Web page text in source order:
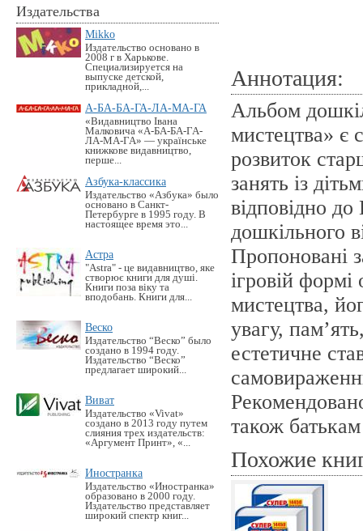
Издательства
Mikko
Издательство основано в
2008 г в Харькове.
Специализируется на
выпуске детской,
прикладной,...
А-БА-БА-ГА-ЛА-МА-ГА
«Видавництво Івана
Малковича «А-БА-БА-ГА-
ЛА-МА-ГА» — українське
книжкове видавництво,
перше...
Азбука-классика
Издательство «Азбука» было
основано в Санкт-
Петербурге в 1995 году. В
настоящее время это...
Астра
"Astra" - це видавництво, яке
створює книги для душі.
Книги поза віку та
вподобань. Книги для...
Веско
Издательство “Веско” было
создано в 1994 году.
Издательство “Веско”
предлагает широкий...
Виват
Издательство «Vivat»
создано в 2013 году путем
слияния трех издательств:
«Аргумент Принт», «...
Иностранка
Издательство «Иностранка»
образовано в 2000 году.
Издательство представляет
широкий спектр книг...
Аннотация:
Альбом
мистецтва» є
розвиток
занять із
відповідно
дошкільного
Пропоновані
ігровій формі
мистецтва,
увагу,
естетичне
також
Похожие